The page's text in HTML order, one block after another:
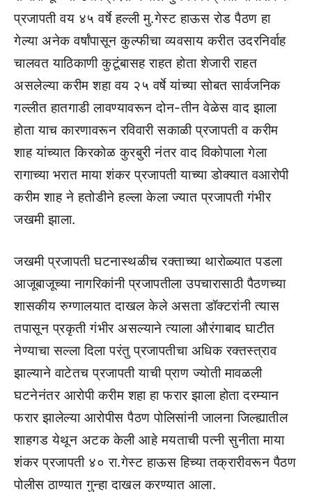
प्रजापती वय ४५ वर्षे हल्ली मु.गेस्ट हाऊस रोड पैठण हा
गेल्या अनेक वर्षांपासून कुल्फीचा व्यवसाय करीत उदरनिर्वाह
चालवत याठिकाणी कुटूंबासह राहत होता शेजारी राहत
असलेल्या करीम शहा वय २५ वर्षे यांच्या सोबत सार्वजनिक
गल्लीत हातगाडी लावण्यावरून दोन-तीन वेळेस वाद झाला
होता याच कारणावरून रविवारी सकाळी प्रजापती व करीम
शाह यांच्यात किरकोळ कुरबुरी नंतर वाद विकोपाला गेला
रागाच्या भरात माया शंकर प्रजापती याच्या डोक्यात वआरोपी
करीम शाह ने हतोडीने हल्ला केला ज्यात प्रजापती गंभीर
जखमी झाला.
जखमी प्रजापती घटनास्थळीच रक्ताच्या थारोळ्यात पडला
आजूबाजूच्या नागरिकांनी प्रजापतीला उपचारासाठी पैठणच्या
शासकीय रुग्णालयात दाखल केले असता डॉक्टरांनी त्यास
तपासून प्रकृती गंभीर असल्याने त्याला औरंगाबाद घाटीत
नेण्याचा सल्ला दिला परंतु प्रजापतीचा अधिक रक्तस्त्राव
झाल्याने वाटेतच प्रजापती याची प्राण ज्योती मावळली
घटनेनंतर आरोपी करीम शहा हा फरार झाला होता दरम्यान
फरार झालेल्या आरोपीस पैठण पोलिसांनी जालना जिल्ह्यातील
शाहगड येथून अटक केली आहे मयताची पत्नी सुनीता माया
शंकर प्रजापती ४० रा.गेस्ट हाऊस हिच्या तक्रारीवरून पैठण
पोलीस ठाण्यात गुन्हा दाखल करण्यात आला.